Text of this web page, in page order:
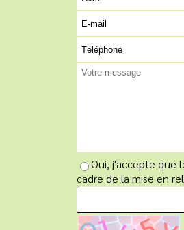
Oui, j'accepte que
cadre de la mise en